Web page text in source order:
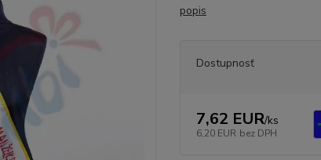
popis
Dostupnosť
7,62 EUR/ks
6,20 EUR bez DPH